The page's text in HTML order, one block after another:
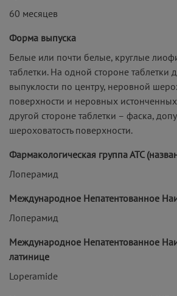
60 месяцев
Форма выпуска
Белые или почти белые, круглые
таблетки. На одной стороне таблетки
выпуклости по центру, неровной
поверхности и неровных
другой стороне таблетки – фаска,
шероховатость поверхности.
Фармакологическая группа АТС
Лоперамид
Международное Непатентованное
Лоперамид
Международное Непатентованное
латинице
Loperamide